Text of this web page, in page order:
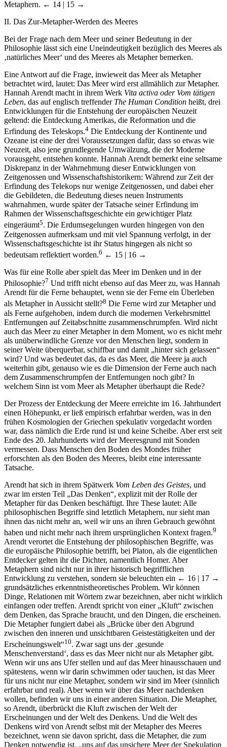
Metaphern. ← 14 | 15 →
II. Das Zur-Metapher-Werden des Meeres
Bei der Frage nach dem Meer und seiner Bedeutung in der
Philosophie lässt sich eine Uneindeutigkeit bezüglich des Meeres als
‚natürliches Meer‘ und des Meeres als Metapher bemerken.
Eine Antwort auf die Frage, inwieweit das Meer als Metapher
betrachtet wird, lautet: Das Meer wird erst allmählich zur Metapher.
Hannah Arendt macht in ihrem Werk Vita activa oder Vom tätigen
Leben, das auf englisch treffender The Human Condition heißt, drei
Entwicklungen für die Entstehung der europäischen Neuzeit
geltend: die Entdeckung Amerikas, die Reformation und die
Erfindung des Teleskops.4 Die Entdeckung der Kontinente und
Ozeane ist eine der drei Voraussetzungen dafür, dass so etwas wie
Neuzeit, also jene grundlegende Umwälzung, die der Moderne
vorausgeht, entstehen konnte. Hannah Arendt bemerkt eine seltsame
Diskrepanz in der Wahrnehmung dieser Entwicklungen von
Zeitgenossen und Wissenschaftshistorikern: Während zur Zeit der
Erfindung des Telekops nur wenige Zeitgenossen, und dabei eher
die Gebildeten, die Bedeutung dieses neuen Instruments
wahrnahmen, wurde später der Tatsache seiner Erfindung im
Rahmen der Wissenschaftsgeschichte ein gewichtiger Platz
eingeräumt5. Die Erdumsegelungen wurden hingegen von den
Zeitgenossen aufmerksam und mit viel Spannung verfolgt, in der
Wissenschaftsgeschichte ist ihr Status hingegen als nicht so
bedeutsam reflektiert worden.6 ← 15 | 16 →
Was für eine Rolle aber spielt das Meer im Denken und in der
Philosophie?7 Und trifft nicht ebenso auf das Meer zu, was Hannah
Arendt für die Ferne behauptet, wenn sie der Ferne ein Überleben
als Metapher in Aussicht stellt?8 Die Ferne wird zur Metapher und
als Ferne aufgehoben, indem durch die modernen Verkehrsmittel
Entfernungen auf Zeitabschnitte zusammenschrumpfen. Wird nicht
auch das Meer zu einer Metapher in dem Moment, wo es nicht mehr
als unüberwindliche Grenze vor den Menschen liegt, sondern in
seiner Weite überquerbar, schiffbar und damit „hinter sich gelassen“
wird? Und was bedeutet das, da es das Meer, die Meere ja auch
weiterhin gibt, genauso wie es die Dimension der Ferne auch nach
dem Zusammenschrumpfen der Entfernungen noch gibt? In
welchem Sinn ist vom Meer als Metapher überhaupt die Rede?
Der Prozess der Entdeckung der Meere erreichte im 16. Jahrhundert
einen Höhepunkt, er ließ empirisch erfahrbar werden, was in den
frühen Kosmologien der Griechen spekulativ vorgedacht worden
war, dass nämlich die Erde rund ist und keine Scheibe. Aber erst seit
Ende des 20. Jahrhunderts wird der Meeresgrund mit Sonden
vermessen. Dass Menschen den Boden des Mondes früher
erforschten als den Boden des Meeres, bleibt eine interessante
Tatsache.
Arendt hat sich in ihrem Spätwerk Vom Leben des Geistes, und
zwar im ersten Teil „Das Denken“, explizit mit der Rolle der
Metapher für das Denken beschäftigt. Ihre These lautet: Alle
philosophischen Begriffe sind letztlich Metaphern, nur sieht man
ihnen das nicht mehr an, weil wir uns an ihren Gebrauch gewöhnt
haben und nicht mehr nach ihrem ursprünglichen Kontext fragen.9
Arendt verortet die Entstehung der philosophischen Begriffe, was
die europäische Philosophie betrifft, bei Platon, als die eigentlichen
Entdecker gelten ihr die Dichter, namentlich Homer. Aber
Metaphern sind nicht nur in ihrer historisch begrifflichen
Entwicklung zu verstehen, sondern sie beleuchten ein ← 16 | 17 →
grundsätzliches erkenntnistheoretisches Problem. Wir können
Dinge, Relationen mit Wörtern zwar bezeichnen, aber nicht wirklich
einfangen oder treffen. Arendt spricht von einer „Kluft“ zwischen
dem Denken, das Sprache braucht, und den Dingen, die erscheinen.
Die Metapher fungiert dabei als „Brücke über den Abgrund
zwischen den inneren und unsichtbaren Geistestätigkeiten und der
Erscheinungswelt“10. Zwar sagt uns der ‚gesunde
Menschenverstand‘, dass es das Meer nicht nur als Metapher gibt.
Wenn wir uns ans Ufer stellen und auf das Meer hinausschauen und
spätestens, wenn wir darin schwimmen oder tauchen, ist das Meer
für uns nicht nur eine Metapher, sondern wir sind im Meer (sinnlich
erfahrbar und real). Aber wenn wir über das Meer nachdenken
wollen, befinden wir uns in einer anderen Situation. Die Metapher,
so Arendt, überbrückt die Kluft zwischen der Welt der
Erscheinungen und der Welt des Denkens. Und die Welt des
Denkens wird von Arendt selbst mit der Metapher des Meeres
bezeichnet, wenn sie davon spricht, dass die Metapher, die zum
Denken notwendig ist, „uns auf das unsichere Meer der Spekulation